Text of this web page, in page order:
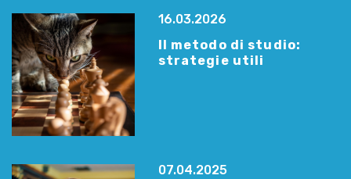
16.03.2026
Il metodo di studio:
strategie utili
07.04.2025